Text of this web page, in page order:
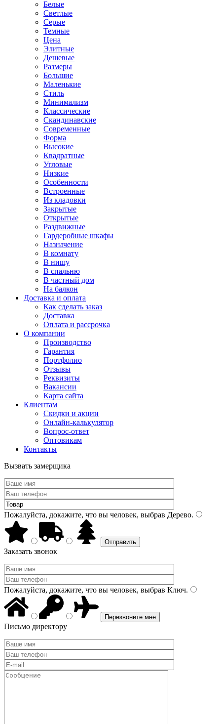
Белые
Светлые
Серые
Темные
Цена
Элитные
Дешевые
Размеры
Большие
Маленькие
Стиль
Минимализм
Классические
Скандинавские
Современные
Форма
Высокие
Квадратные
Угловые
Низкие
Особенности
Встроенные
Из кладовки
Закрытые
Открытые
Раздвижные
Гардеробные шкафы
Назначение
В комнату
В нишу
В спальню
В частный дом
На балкон
Доставка и оплата
Как сделать заказ
Доставка
Оплата и рассрочка
О компании
Производство
Гарантия
Портфолио
Отзывы
Реквизиты
Вакансии
Карта сайта
Клиентам
Скидки и акции
Онлайн-калькулятор
Вопрос-ответ
Оптовикам
Контакты
Вызвать замерщика
Пожалуйста, докажите, что вы человек, выбрав Дерево.
Заказать звонок
Пожалуйста, докажите, что вы человек, выбрав Ключ.
Письмо директору